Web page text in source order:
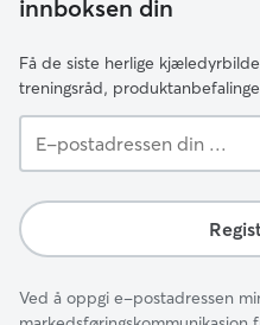
innboksen din
Få de siste herlige
treningsråd,
postadressen
...
Ved å oppgi e-postadressen